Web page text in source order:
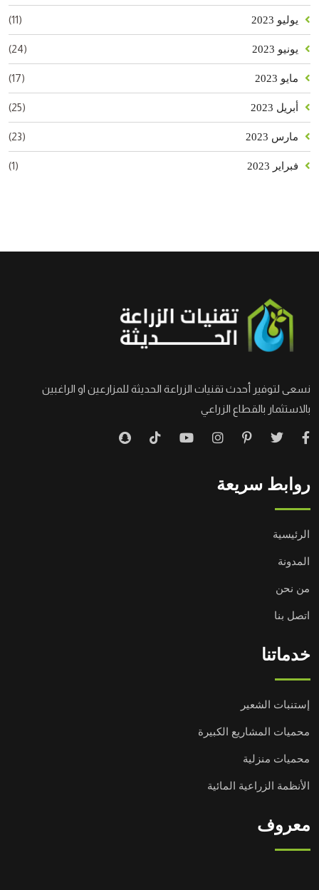
يوليو 2023 (11)
يونيو 2023 (24)
مايو 2023 (17)
أبريل 2023 (25)
مارس 2023 (23)
فبراير 2023 (1)
نسعى لتوفير أحدث تقنيات الزراعة الحديثة للمزارعين او الراغبين
بالاستثمار بالقطاع الزراعي
روابط سريعة
الرئيسية
المدونة
من نحن
اتصل بنا
خدماتنا
إستنبات الشعير
محميات المشاريع الكبيرة
محميات منزلية
الأنظمة الزراعية المائية
معروف